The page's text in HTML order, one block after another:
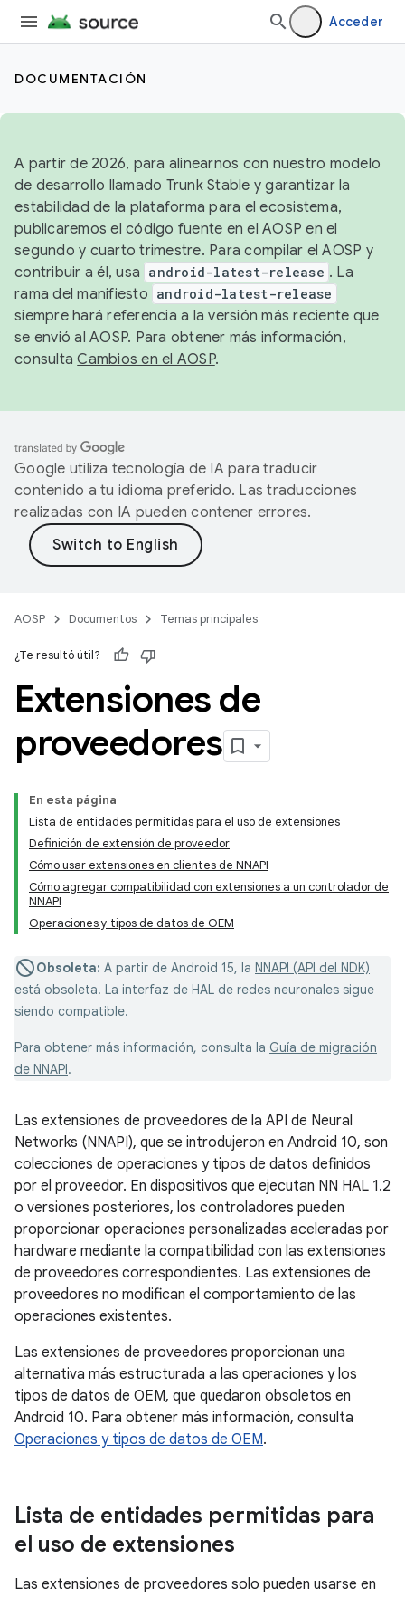
Acceder
DOCUMENTACIÓN
A partir de 2026, para alinearnos con nuestro modelo
de desarrollo llamado Trunk Stable y garantizar la
estabilidad de la plataforma para el ecosistema,
publicaremos el código fuente en el AOSP en el
segundo y cuarto trimestre. Para compilar el AOSP y
contribuir a él, usa android-latest-release . La
rama del manifiesto android-latest-release
siempre hará referencia a la versión más reciente que
se envió al AOSP. Para obtener más información,
consultaCambios en el AOSP.
Google utiliza tecnología de IA para traducir
contenido a tu idioma preferido. Las traducciones
realizadas con IA pueden contener errores.
AOSP Documentos Temas principales
¿Te resultó útil?
Extensiones de
proveedores
En esta página
Lista de entidades permitidas para el uso de extensiones
Definición de extensión de proveedor
Cómo usar extensiones en clientes de NNAPI
Cómo agregar compatibilidad con extensiones a un controlador de
NNAPI
Operaciones y tipos de datos de OEM
Obsoleta: A partir de Android 15, la NNAPI (API del NDK)
está obsoleta. La interfaz de HAL de redes neuronales sigue
siendo compatible.
Para obtener más información, consulta la Guía de migración
de NNAPI.
Las extensiones de proveedores de la API de Neural
Networks (NNAPI), que se introdujeron en Android 10, son
colecciones de operaciones y tipos de datos definidos
por el proveedor. En dispositivos que ejecutan NN HAL 1.2
o versiones posteriores, los controladores pueden
proporcionar operaciones personalizadas aceleradas por
hardware mediante la compatibilidad con las extensiones
de proveedores correspondientes. Las extensiones de
proveedores no modifican el comportamiento de las
operaciones existentes.
Las extensiones de proveedores proporcionan una
alternativa más estructurada a las operaciones y los
tipos de datos de OEM, que quedaron obsoletos en
Android 10. Para obtener más información, consulta
Operaciones y tipos de datos de OEM.
Lista de entidades permitidas para
el uso de extensiones
Las extensiones de proveedores solo pueden usarse en